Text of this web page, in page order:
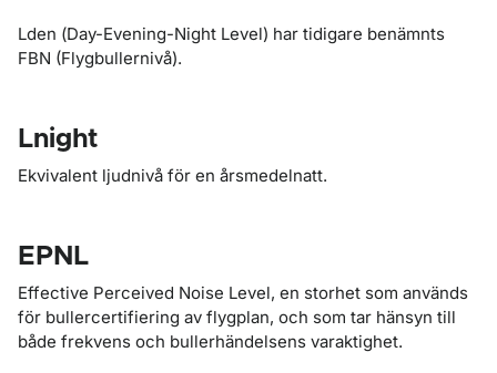
Lden (Day-Evening-Night Level) har tidigare benämnts
FBN (Flygbullernivå).
Lnight
Ekvivalent ljudnivå för en årsmedelnatt.
EPNL
Effective Perceived Noise Level, en storhet som används
för bullercertifiering av flygplan, och som tar hänsyn till
både frekvens och bullerhändelsens varaktighet.